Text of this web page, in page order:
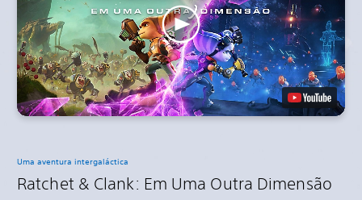
Uma aventura intergaláctica
Ratchet & Clank: Em Uma Outra Dimensão